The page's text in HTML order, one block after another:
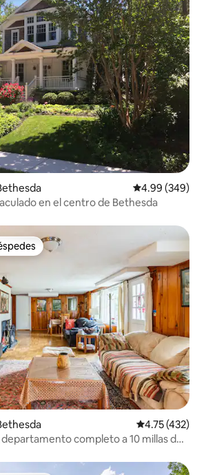
Calificación
4.99 (349)
en el centro de Bethesda
Calificación
4.75 (432)
completo a 10 millas de